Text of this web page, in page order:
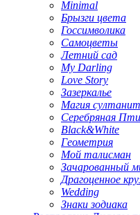
Minimal
Брызги цвета
Госсимволика
Самоцветы
Летний сад
My Darling
Love Story
Зазеркалье
Магия
Серебряная
Black&White
Геометрия
Мой талисман
Зачарованный
Драгоценное
Wedding
Знаки зодиака